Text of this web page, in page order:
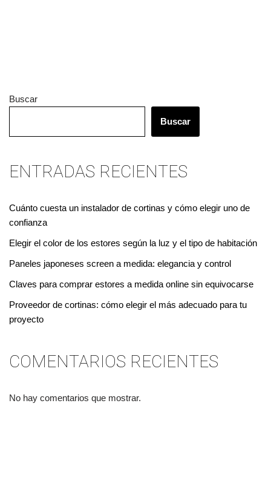
Buscar
Buscar
ENTRADAS RECIENTES
Cuánto cuesta un instalador de cortinas y cómo elegir uno de
confianza
Elegir el color de los estores según la luz y el tipo de habitación
Paneles japoneses screen a medida: elegancia y control
Claves para comprar estores a medida online sin equivocarse
Proveedor de cortinas: cómo elegir el más adecuado para tu
proyecto
COMENTARIOS RECIENTES
No hay comentarios que mostrar.